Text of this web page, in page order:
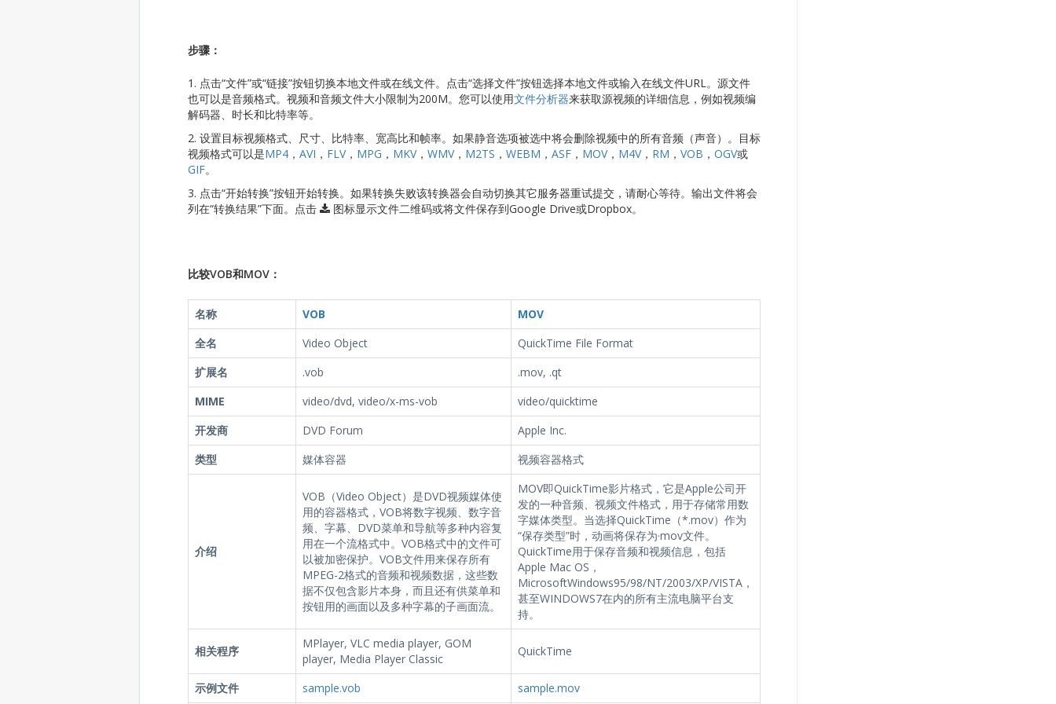
步骤：
1. 点击“文件”或“链接”按钮切换本地文件或在线文件。点击“选择文件”按钮选择本地文件或输入在线文件URL。源文件
也可以是音频格式。视频和音频文件大小限制为200M。您可以使用文件分析器来获取源视频的详细信息，例如视频编
解码器、时长和比特率等。
2. 设置目标视频格式、尺寸、比特率、宽高比和帧率。如果静音选项被选中将会删除视频中的所有音频（声音）。目标
视频格式可以是MP4， AVI ， FLV， MPG ， MKV， WMV， M2TS ， WEBM ， ASF， MOV， M4V， RM ， VOB ， OGV或
GIF。
3. 点击“开始转换”按钮开始转换。如果转换失败该转换器会自动切换其它服务器重试提交，请耐心等待。输出文件将会
列在“转换结果”下面。点击
图标显示文件二维码或将文件保存到Google Drive或Dropbox。
比较VOB和MOV：
名称 VOB
MOV
全名
Video Object
QuickTime File Format
扩展名
.vob
.mov, .qt
MIME
video/dvd, video/x-ms-vob
video/quicktime
开发商
DVD Forum
Apple Inc.
类型
媒体容器 视频容器格式
介绍
VOB（Video Object）是DVD视频媒体使
用的容器格式，VOB将数字视频、数字音
频、字幕、DVD菜单和导航等多种内容复
用在一个流格式中。VOB格式中的文件可
以被加密保护。VOB文件用来保存所有
MPEG-2格式的音频和视频数据，这些数
据不仅包含影片本身，而且还有供菜单和
按钮用的画面以及多种字幕的子画面流。
MOV即QuickTime影片格式，它是Apple公司开
发的一种音频、视频文件格式，用于存储常用数
字媒体类型。当选择QuickTime（*.mov）作为
“保存类型”时，动画将保存为·mov文件。
QuickTime用于保存音频和视频信息，包括
Apple Mac OS，
MicrosoftWindows95/98/NT/2003/XP/VISTA，
甚至WINDOWS7在内的所有主流电脑平台支
持。
相关程序
MPlayer, VLC media player, GOM
player, Media Player Classic
QuickTime
示例文件 sample.vob sample.mov